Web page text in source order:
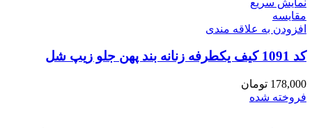
نمایش سریع
مقايسه
افزودن به علاقه مندی
کد 1091 کیف یکطرفه زنانه بند پهن جلو زیپ شل
178,000 تومان
فروخته شده